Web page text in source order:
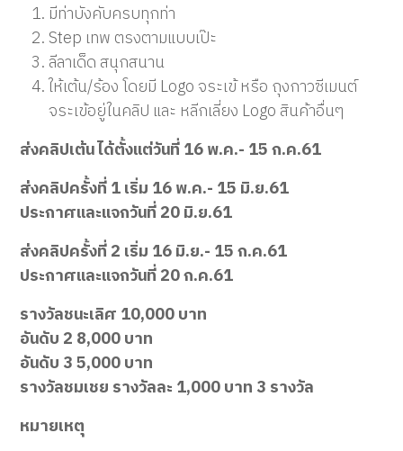
มีท่าบังคับครบทุกท่า
Step เทพ ตรงตามแบบเป๊ะ
ลีลาเด็ด สนุกสนาน
ให้เต้น/ร้อง โดยมี Logo จระเข้ หรือ ถุงกาวซีเมนต์
จระเข้อยู่ในคลิป และ หลีกเลี่ยง Logo สินค้าอื่นๆ
ส่งคลิปเต้น ได้ตั้งแต่วันที่ 16 พ.ค.- 15 ก.ค.61
ส่งคลิปครั้งที่ 1 เริ่ม 16 พ.ค.- 15 มิ.ย.61
ประกาศและแจกวันที่ 20 มิ.ย.61
ส่งคลิปครั้งที่ 2 เริ่ม 16 มิ.ย.- 15 ก.ค.61
ประกาศและแจกวันที่ 20 ก.ค.61
รางวัลชนะเลิศ 10,000 บาท
อันดับ 2 8,000 บาท
อันดับ 3 5,000 บาท
รางวัลชมเชย รางวัลละ 1,000 บาท 3 รางวัล
หมายเหตุ